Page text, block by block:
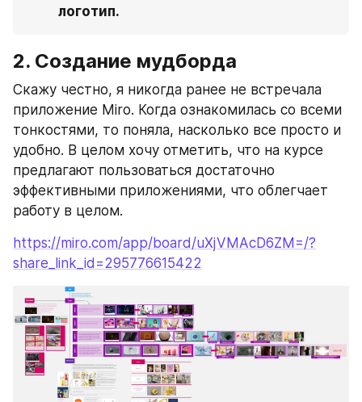
логотип.
2. Создание мудборда
Скажу честно, я никогда ранее не встречала
приложение Miro. Когда ознакомилась со всеми
тонкостями, то поняла, насколько все просто и
удобно. В целом хочу отметить, что на курсе
предлагают пользоваться достаточно
эффективными приложениями, что облегчает
работу в целом.
https://miro.com/app/board/uXjVMAcD6ZM=/?
share_link_id=295776615422